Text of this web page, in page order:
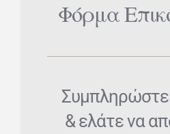
Φόρμα
& ελάτε να